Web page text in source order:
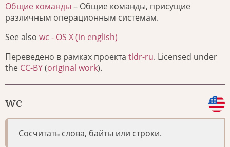
Общие команды – Общие команды, присущие
различным операционным системам.
See also wc - OS X (in english)
Переведено в рамках проекта tldr-ru. Licensed under
the CC-BY(original work).
wc
Сосчитать слова, байты или строки.